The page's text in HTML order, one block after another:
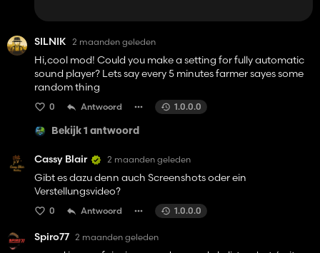
SILNIK 2 maanden geleden
Hi,cool mod! Could you make a setting for fully automatic
sound player? Lets say every 5 minutes farmer sayes some
random thing
0 Antwoord 1.0.0.0
Bekijk 1 antwoord
Cassy Blair 2 maanden geleden
Gibt es dazu denn auch Screenshots oder ein
Verstellungsvideo?
0 Antwoord 1.0.0.0
Spiro77 2 maanden geleden